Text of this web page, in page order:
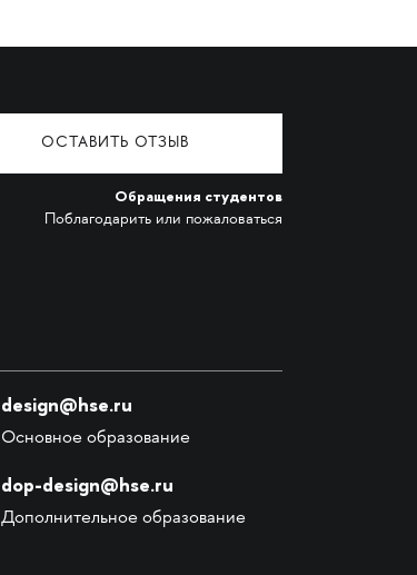
ОСТАВИТЬ ОТЗЫВ
Обращения студентов
Поблагодарить или пожаловаться
design@hse.ru
Основное образование
dop-design@hse.ru
Дополнительное образование